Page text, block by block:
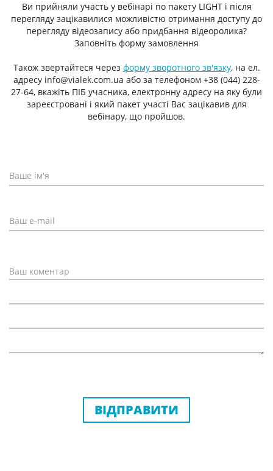
Ви прийняли участь у вебінарі по пакету LIGHT і після
перегляду зацікавилися можливістю отримання доступу до
перегляду відеозапису або придбання відеоролика?
Заповніть форму замовлення
Також звертайтеся через форму зворотного зв'язку, на ел.
адресу info@vialek.com.ua або за телефоном +38 (044) 228-
27-64, вкажіть ПІБ учасника, електронну адресу на яку були
зареєстровані і який пакет участі Вас зацікавив для
вебінару, що пройшов.
ВІДПРАВИТИ